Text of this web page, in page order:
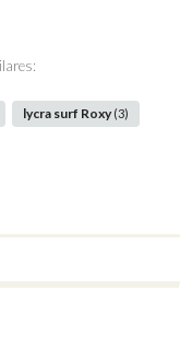
lycra surf Roxy(3)